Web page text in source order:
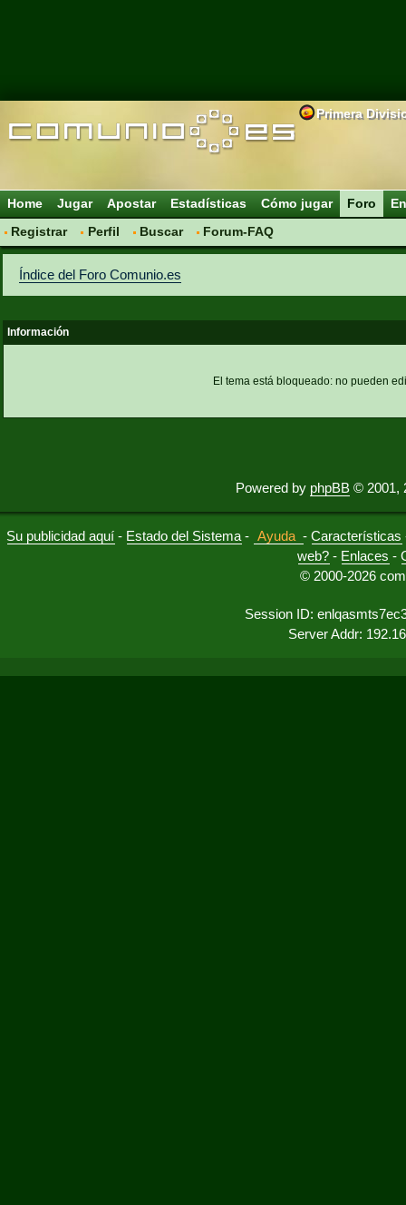
Primera
Home Jugar Apostar Estadísticas Cómo jugar
Foro
Registrar
Perfil Buscar Forum-FAQ
Índice del Foro Comunio.es
Información
El tema está bloqueado: no pueden
Powered by phpBB © 2001,
Su publicidad aquí - Estado del Sistema - Ayuda -Características
web? - Enlaces -
© 2000-2026
Session ID:
Server Addr: